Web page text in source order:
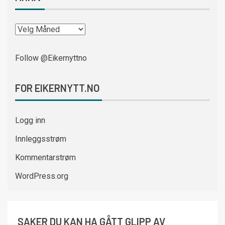
Follow @Eikernyttno
FOR EIKERNYTT.NO
Logg inn
Innleggsstrøm
Kommentarstrøm
WordPress.org
SAKER DU KAN HA GÅTT GLIPP AV